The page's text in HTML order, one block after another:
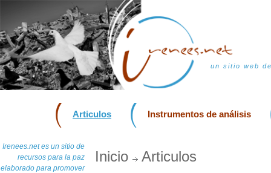
un sitio web
Articulos Instrumentos de análisis
Irenees.net es un sitio de
recursos para la paz
elaborado para promover
Inicio Articulos